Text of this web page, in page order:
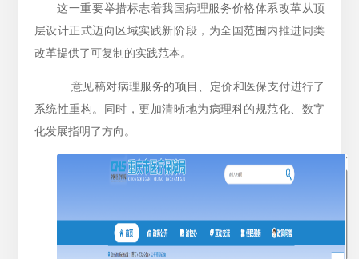
这一重要举措标志着我国病理服务价格体系改革从顶
层设计正式迈向区域实践新阶段，为全国范围内推进同类
改革提供了可复制的实践范本。
意见稿对病理服务的项目、定价和医保支付进行了
系统性重构。同时，更加清晰地为病理科的规范化、数字
化发展指明了方向。